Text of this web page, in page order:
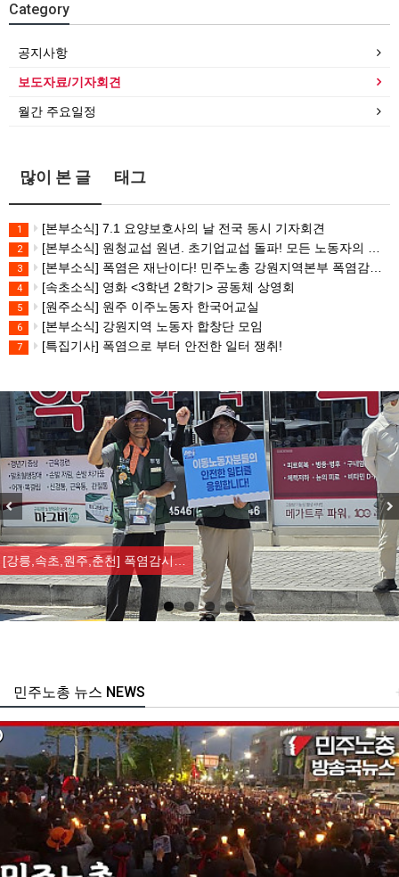
Category
공지사항
보도자료/기자회견
월간 주요일정
많이 본 글 태그
1 [본부소식] 7.1 요양보호사의 날 전국 동시 기자회견
2 [본부소식] 원청교섭 원년. 초기업교섭 돌파! 모든 노동자의 노동기본권 쟁취! 민주노총 7.15 총파업대회
3 [본부소식] 폭염은 재난이다! 민주노총 강원지역본부 폭염감시단 선포 기자회견
4 [속초소식] 영화 <3학년 2학기> 공동체 상영회
5 [원주소식] 원주 이주노동자 한국어교실
6 [본부소식] 강원지역 노동자 합창단 모임
7 [특집기사] 폭염으로 부터 안전한 일터 쟁취!
[강릉,속초,원주,춘천] 폭염감시…
주노총 뉴스 NEWS